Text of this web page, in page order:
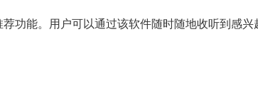
功能。用户可以通过该软件随时随地收听到感